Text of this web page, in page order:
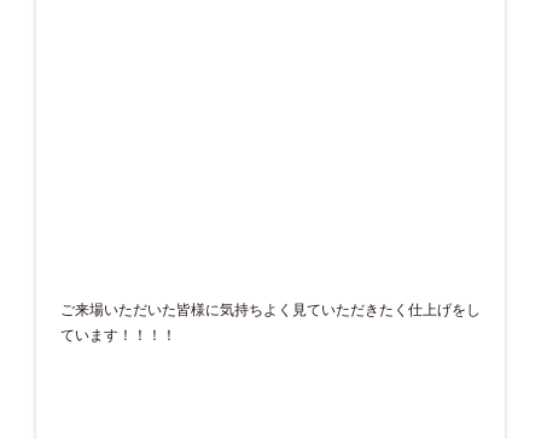
ご来場いただいた皆様に気持ちよく見ていただきたく仕上げをし
ています！！！！